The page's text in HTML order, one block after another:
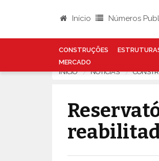
Início Números
CONSTRUÇÕES
MERCADO
INÍCIO NOTÍCIAS